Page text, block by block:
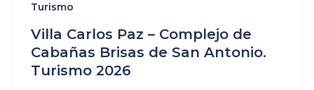
Turismo
Villa Carlos Paz – Complejo de
Cabañas Brisas de San Antonio.
Turismo 2026